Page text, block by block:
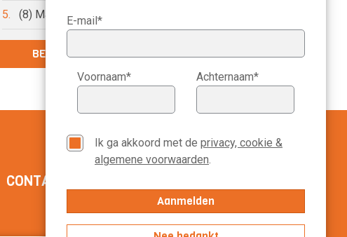
5. (8) Marike Bonhof
BEKIJK DE VOLLEDIGE LIJST
E-mail*
Voornaam* Achternaam*
Ik ga akkoord met de privacy, cookie &
algemene voorwaarden.
CONTACT MANAGEMENT SCOPE
020-3113799